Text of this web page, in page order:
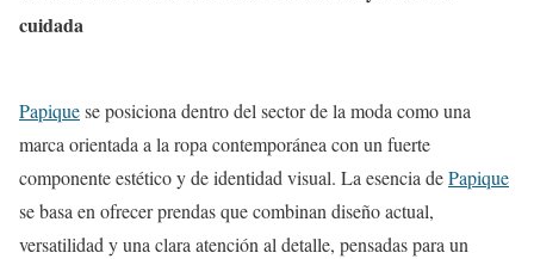
cuidada
Papiquese posiciona dentro del sector de la moda como una
marca orientada a la ropa contemporánea con un fuerte
componente estético y de identidad visual. La esencia dePapique
se basa en ofrecer prendas que combinan diseño actual,
versatilidad y una clara atención al detalle, pensadas para un